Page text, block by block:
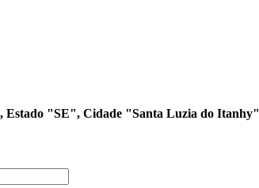
Estado "SE", Cidade "Santa Luzia do Itanhy"